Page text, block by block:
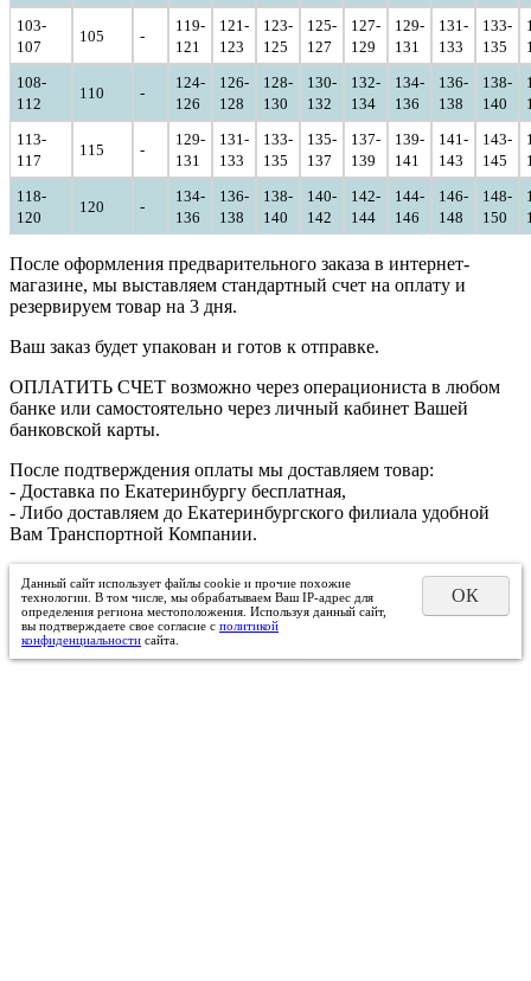
103-
107
105 -
119-
121
121-
123
123-
125
125-
127
127-
129
129-
131
131-
133
133-
135
108-
112
110 -
124-
126
126-
128
128-
130
130-
132
132-
134
134-
136
136-
138
138-
140
113-
117
115 -
129-
131
131-
133
133-
135
135-
137
137-
139
139-
141
141-
143
143-
145
118-
120
120 -
134-
136
136-
138
138-
140
140-
142
142-
144
144-
146
146-
148
148-
150
После оформления предварительного заказа в интернет-
магазине, мы выставляем стандартный счет на оплату и
резервируем товар на 3 дня.
Ваш заказ будет упакован и готов к отправке.
ОПЛАТИТЬ СЧЕТ возможно через операциониста в любом
банке или самостоятельно через личный кабинет Вашей
банковской карты.
После подтверждения оплаты мы доставляем товар:
- Доставка по Екатеринбургу бесплатная,
- Либо доставляем до Екатеринбургского филиала удобной
Вам Транспортной Компании.
Данный сайт использует файлы cookie и прочие похожие
технологии. В том числе, мы обрабатываем Ваш IP-адрес для
определения региона местоположения. Используя данный сайт,
вы подтверждаете свое согласие с политикой
конфиденциальности сайта.
ОК